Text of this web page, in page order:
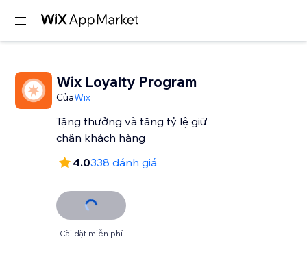
Wix Loyalty Program
CủaWix
Tặng thưởng và tăng tỷ lệ giữ
chân khách hàng
4.0338 đánh giá
Cài đặt miễn phí